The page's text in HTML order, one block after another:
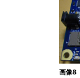
画像8